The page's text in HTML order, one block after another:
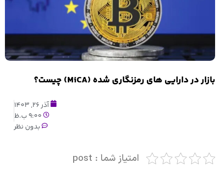
بازار در دارایی های رمزنگاری شده (MiCA) چیست؟
آذر 26, 1403
9:00 ب.ظ
بدون نظر
امتیاز شما : post